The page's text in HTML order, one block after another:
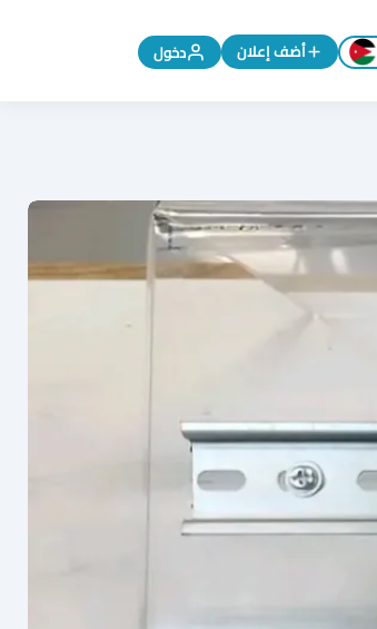
تغيير اللغة إلى الإنجليزية
أضف إعلان دخول